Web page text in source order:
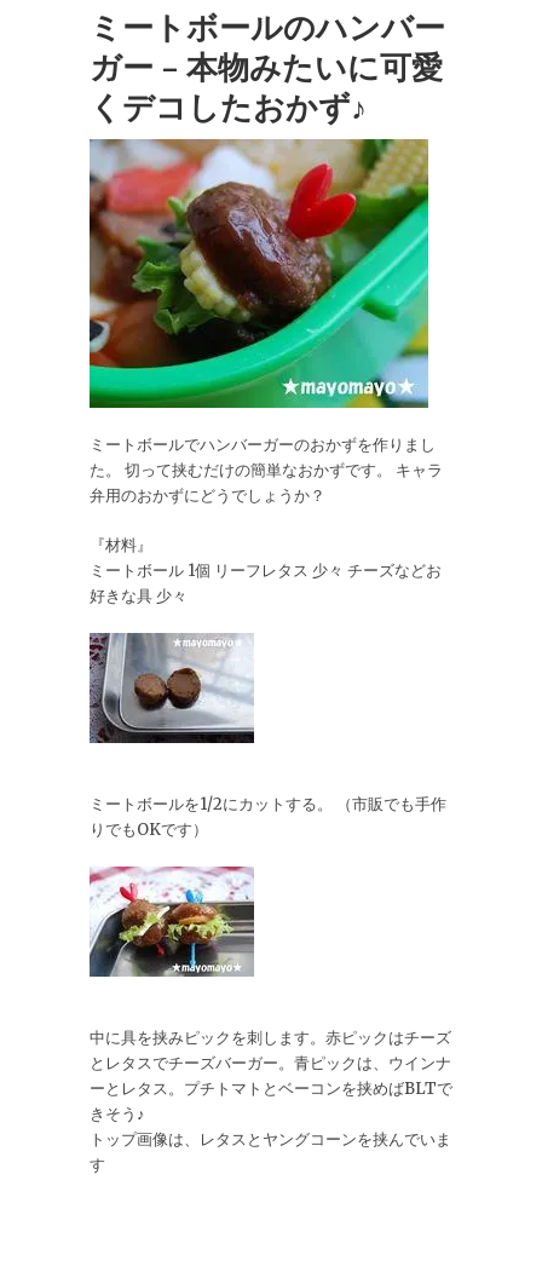
ミートボールのハンバー
ガー – 本物みたいに可愛
くデコしたおかず♪
ミートボールでハンバーガーのおかずを作りまし
た。 切って挟むだけの簡単なおかずです。 キャラ
弁用のおかずにどうでしょうか？
『材料』
ミートボール 1個 リーフレタス 少々 チーズなどお
好きな具 少々
ミートボールを1/2にカットする。 （市販でも手作
りでもOKです）
中に具を挟みピックを刺します。赤ピックはチーズ
とレタスでチーズバーガー。青ピックは、ウインナ
ーとレタス。プチトマトとベーコンを挟めばBLTで
きそう♪
トップ画像は、レタスとヤングコーンを挟んでいま
す